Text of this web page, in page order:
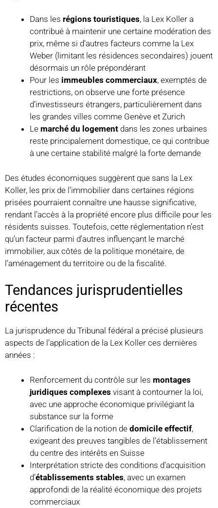
Dans les régions touristiques, la Lex Koller a
contribué à maintenir une certaine modération des
prix, même si d’autres facteurs comme la Lex
Weber (limitant les résidences secondaires) jouent
désormais un rôle prépondérant
Pour les immeubles commerciaux, exemptés de
restrictions, on observe une forte présence
d’investisseurs étrangers, particulièrement dans
les grandes villes comme Genève et Zurich
Le marché du logement dans les zones urbaines
reste principalement domestique, ce qui contribue
à une certaine stabilité malgré la forte demande
Des études économiques suggèrent que sans la Lex
Koller, les prix de l’immobilier dans certaines régions
prisées pourraient connaître une hausse significative,
rendant l’accès à la propriété encore plus difficile pour les
résidents suisses. Toutefois, cette réglementation n’est
qu’un facteur parmi d’autres influençant le marché
immobilier, aux côtés de la politique monétaire, de
l’aménagement du territoire ou de la fiscalité.
Tendances jurisprudentielles
récentes
La jurisprudence du Tribunal fédéral a précisé plusieurs
aspects de l’application de la Lex Koller ces dernières
années :
Renforcement du contrôle sur les montages
juridiques complexes visant à contourner la loi,
avec une approche économique privilégiant la
substance sur la forme
Clarification de la notion de domicile effectif,
exigeant des preuves tangibles de l’établissement
du centre des intérêts en Suisse
Interprétation stricte des conditions d’acquisition
d’établissements stables, avec un examen
approfondi de la réalité économique des projets
commerciaux